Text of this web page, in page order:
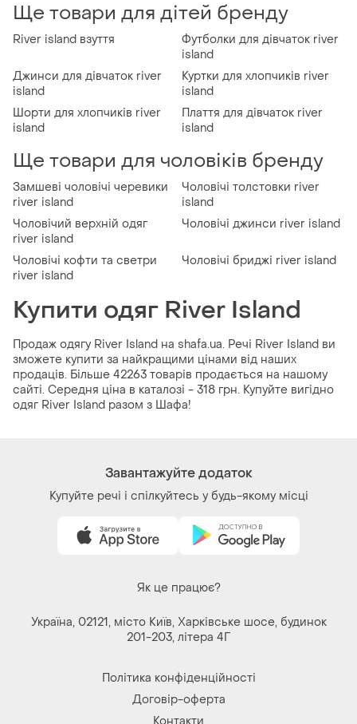
Ще товари для дітей бренду
River island взуття
Футболки для дівчаток river
island
Джинси для дівчаток river
island
Куртки для хлопчиків river
island
Шорти для хлопчиків river
island
Плаття для дівчаток river
island
Ще товари для чоловіків бренду
Замшеві чоловічі черевики
river island
Чоловічі толстовки river
island
Чоловічий верхній одяг
river island
Чоловічі джинси river island
Чоловічі кофти та светри
river island
Чоловічі бриджі river island
Купити одяг River Island
Продаж одягу River Island на shafa.ua. Речі River Island ви
зможете купити за найкращими цінами від наших
продаців. Більше 42263 товарів продається на нашому
сайті. Середня ціна в каталозі - 318 грн. Купуйте вигідно
одяг River Island разом з Шафа!
Завантажуйте додаток
Купуйте речі і спілкуйтесь у будь-якому місці
Як це працює?
Україна, 02121, місто Київ, Харківське шосе, будинок
201-203, літера 4Г
Політика конфіденційності
Договір-оферта